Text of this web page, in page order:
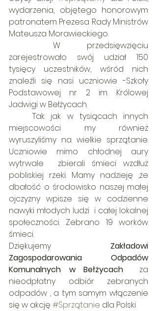
wydarzenia, objętego honorowym
patronatem Prezesa Rady Ministrów
Mateusza Morawieckiego.
zarejestrowało swój udział 150
tysięcy uczestników, wśród nich
znaleźli się nasi uczniowie -Szkoły
Podstawowej nr 2 im. Królowej
Jadwigi w Bełżycach.
	Tak jak w tysiącach innych
miejscowości my również
wyruszyliśmy na wielkie sprzątanie.
Uczniowie mimo chłodnej aury
wytrwale  zbierali śmieci wzdłuż
pobliskiej rzeki. Mamy nadzieję ,że
dbałość o środowisko naszej małej
ojczyzny wpisze się w codzienne
nawyki młodych ludzi  i całej lokalnej
społeczności. Zebrano 19 worków
śmieci.
Dziękujemy Zakładowi
Zagospodarowania Odpadów
Komunalnych w Bełżycach
za
nieodpłatny odbiór zebranych
odpadów , a tym samym włączenie
się w akcję #Sprzątanie dla Polski.